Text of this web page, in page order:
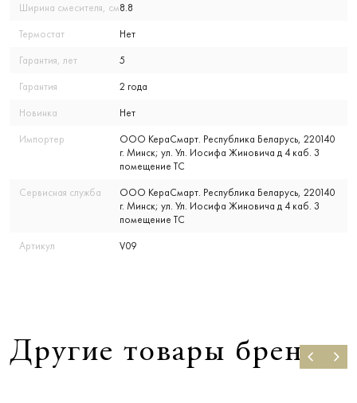
Ширина смесителя, см8.8
Термостат Нет
Гарантия, лет 5
Гарантия 2 года
Новинка Нет
Импортер
ООО КераСмарт. Республика Беларусь, 220140
г. Минск; ул. Ул. Иосифа Жиновича д 4 каб. 3
помещение ТС
Сервисная служба
ООО КераСмарт. Республика Беларусь, 220140
г. Минск; ул. Ул. Иосифа Жиновича д 4 каб. 3
помещение ТС
Артикул V09
Другие товары бренда